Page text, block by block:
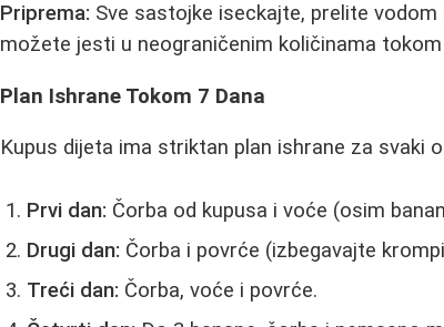
Priprema: Sve sastojke iseckajte, prelite
možete jesti u neograničenim količinama tokom
Plan Ishrane Tokom 7 Dana
Kupus dijeta ima striktan plan ishrane za svaki
Prvi dan: Čorba od kupusa i voće (osim
Drugi dan: Čorba i povrće (izbegavajte
Treći dan: Čorba, voće i povrće.